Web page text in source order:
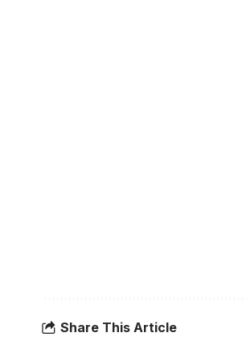
Share This Article